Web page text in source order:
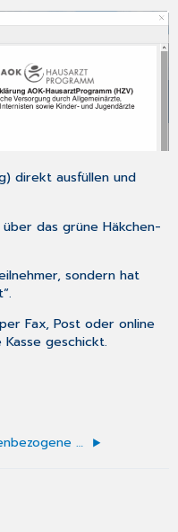
direkt ausfüllen und
das grüne Häkchen-
sondern hat
Fax, Post oderonline
geschickt.
Patientenbezogene Vertragsverwaltung (HZVPI)